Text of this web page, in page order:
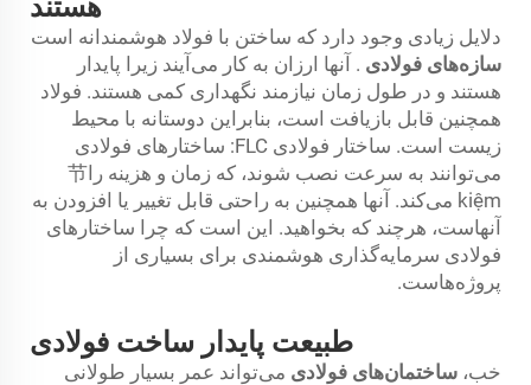
دلایل زیادی وجود دارد که ساختن با فولاد هوشمندانه است
سازه‌های فولادی . آنها ارزان به کار می‌آیند زیرا پایدار
هستند و در طول زمان نیازمند نگهداری کمی هستند. فولاد
همچنین قابل بازیافت است، بنابراین دوستانه با محیط
زیست است. ساختار فولادی FLC: ساختارهای فولادی
می‌توانند به سرعت نصب شوند، که زمان و هزینه را节
kiệm می‌کند. آنها همچنین به راحتی قابل تغییر یا افزودن به
آنهاست، هرچند که بخواهید. این است که چرا ساختارهای
فولادی سرمایه‌گذاری هوشمندی برای بسیاری از
پروژه‌هاست.
طبیعت پایدار ساخت فولادی
خب، ساختمان‌های فولادی می‌تواند عمر بسیار طولانی